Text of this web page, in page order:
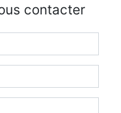
contacter